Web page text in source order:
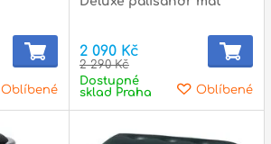
Oblíbené
2 090 Kč
2 290 Kč
Oblíbené
Dostupné
sklad Praha